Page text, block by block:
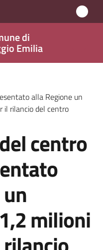
di
Emilia
alla Regione un
il rilancio del centro
centro
milioni